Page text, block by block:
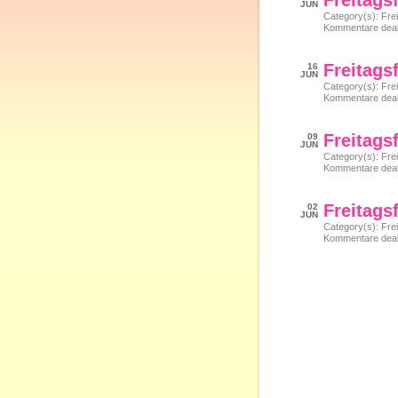
JUN
Category(s):
Kommentare
16
JUN
Category(s):
Kommentare
09
JUN
Category(s):
Kommentare
02
JUN
Category(s):
Kommentare